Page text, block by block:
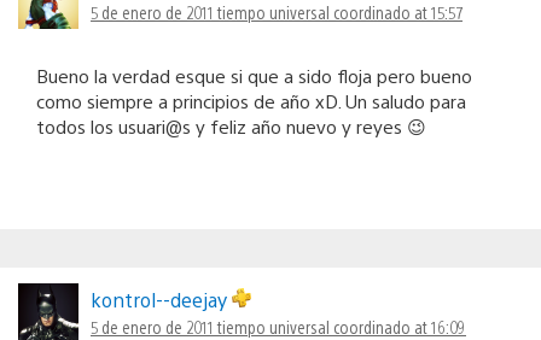
5 de enero de 2011 tiempo universal coordinado at 15:57
Bueno la verdad esque si que a sido floja pero bueno
como siempre a principios de año xD. Un saludo para
todos los usuari@s y feliz año nuevo y reyes 😉
kontrol--deejay
5 de enero de 2011 tiempo universal coordinado at 16:09